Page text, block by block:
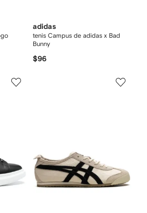
adidas
tenis Campus de adidas x Bad
Bunny
$96